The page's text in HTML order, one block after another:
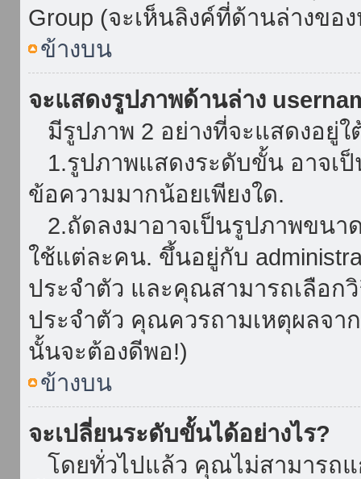
Group (จะเห็นลิงค์ที่ด้านล่างขอ
ข้างบน
จะแสดงรูปภาพด้านล่าง
มีรูปภาพ 2 อย่างที่จะแสดงอยู่ใ
1.รูปภาพแสดงระดับขั้น อาจเ
ข้อความมากน้อยเพียงใด.
2.ถัดลงมาอาจเป็นรูปภาพขนา
ใช้แต่ละคน. ขึ้นอยู่กับ
ประจำตัว และคุณสามารถเลือก
ประจำตัว คุณควรถามเหตุผลจา
นั้นจะต้องดีพอ!)
ข้างบน
จะเปลี่ยนระดับขั้นได้อย่างไร?
โดยทั่วไปแล้ว คุณไม่สามารถ